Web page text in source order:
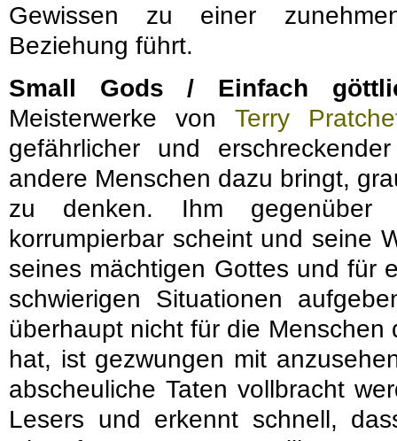
Gewissen zu einer
Beziehung führt.
Small Gods / Einfach
Meisterwerke von Terry
gefährlicher und
andere Menschen dazu bringt,
zu denken. Ihm
korrumpierbar scheint und seine
seines mächtigen Gottes und für
schwierigen Situationen
überhaupt nicht für die Menschen
hat, ist gezwungen mit
abscheuliche Taten vollbracht
Lesers und erkennt schnell,